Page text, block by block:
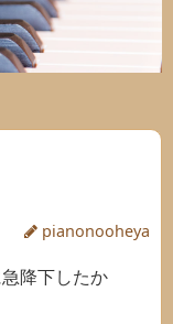
pianonooheya
降下したか